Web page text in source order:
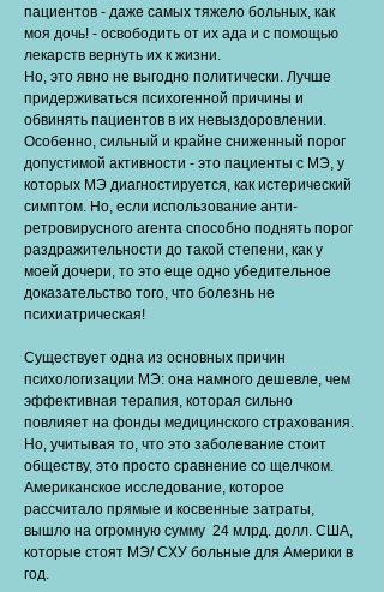
пациентов - даже самых тяжело больных, как
моя дочь! - освободить от их ада и с помощью
лекарств вернуть их к жизни.
Но, это явно не выгодно политически. Лучше
придерживаться психогенной причины и
обвинять пациентов в их невыздоровлении.
Особенно, сильный и крайне сниженный порог
допустимой активности - это пациенты с МЭ, у
которых МЭ диагностируется, как истерический
симптом. Но, если использование анти-
ретровирусного агента способно поднять порог
раздражительности до такой степени, как у
моей дочери, то это еще одно убедительное
доказательство того, что болезнь не
психиатрическая!
Существует одна из основных причин
психологизации МЭ: она намного дешевле, чем
эффективная терапия, которая сильно
повлияет на фонды медицинского страхования.
Но, учитывая то, что это заболевание стоит
обществу, это просто сравнение со щелчком.
Американское исследование, которое
рассчитало прямые и косвенные затраты,
вышло на огромную сумму 24 млрд. долл. США,
которые стоят МЭ/ CХУ больные для Америки в
год.